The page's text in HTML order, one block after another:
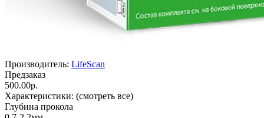
Производитель: LifeScan
Предзаказ
500.00р.
Характеристики: (смотреть все)
Глубина прокола